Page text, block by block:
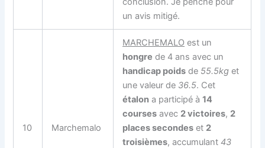
unavis mitigé.
10 Marchemalo
MARCHEMALO est un
hongre de 4 ans avec un
handicap poids de 55.5kg et
une valeur de 36.5. Cet
étalon a participé à14
courses avec 2 victoires, 2
places secondes et 2
troisièmes, accumulant43